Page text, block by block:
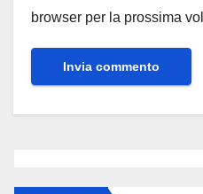
browser per la prossima